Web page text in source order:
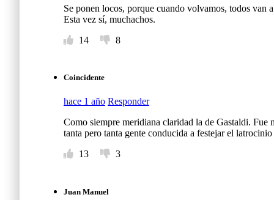
Se ponen locos, porque cuando volvamos, todos
Esta vez sí, muchachos.
14
8
Coincidente
hace 1 año Responder
Como siempre meridiana claridad la de Gastaldi.
tanta pero tanta gente conducida a festejar el
13
3
Juan Manuel